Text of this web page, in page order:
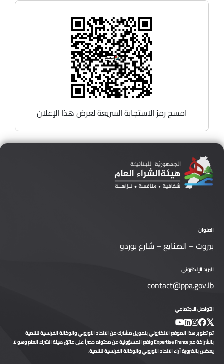
امسح رمز الاستجابة السريعة لعرض هذا الإعلان
العنوان
بيروت – الصنايع – شارع بوردو
البريد الإلكتروني
contact@ppa.gov.lb
التواصل الاجتماعي
تم تطوير هذا الموقع الالكتروني بتمويل مشترك من الاتحاد الأوروبي والوكالة الفرنسية للتنمية
بالشراكة مع Expertise France وتقع المسؤولية عن محتواه حصراً على عاتق هيئة الشراء العام وهو لا
يعكس بالضرورة آراء الاتحاد الأوروبي والوكالة الفرنسية للتنمية.